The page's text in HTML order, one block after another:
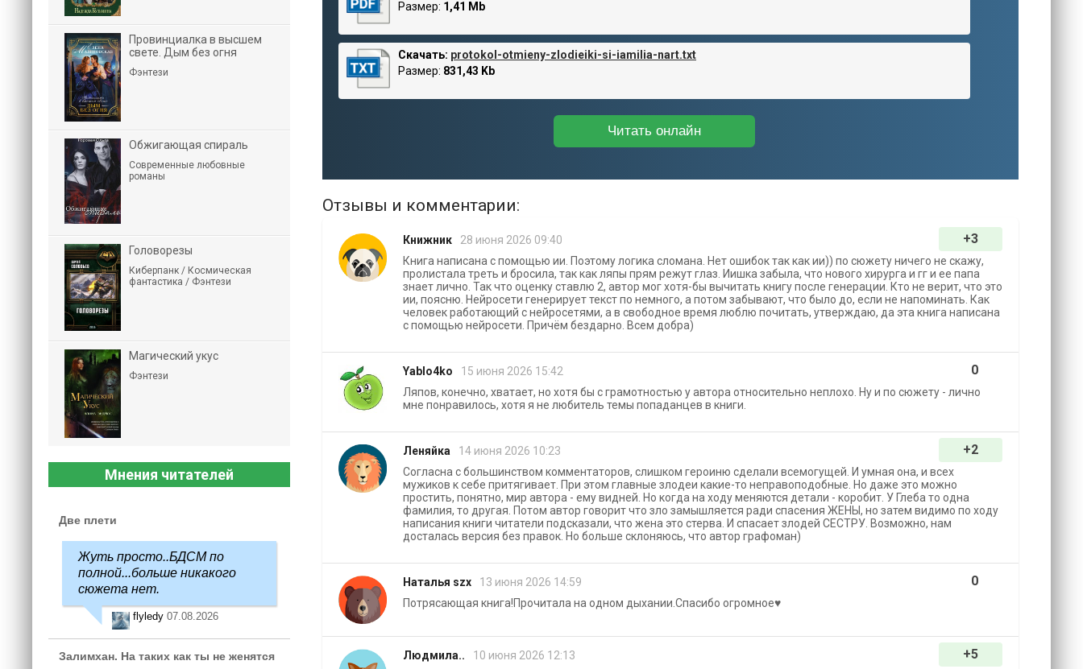
Размер: 1,41 Mb
Скачать: protokol-otmieny-zlodieiki-si-iamilia-nart.txt
Размер: 831,43 Kb
Читать онлайн
Отзывы и комментарии:
Книжник 28 июня 2026 09:40 +3
Книга написана с помощью ии. Поэтому логика сломана. Нет ошибок так как ии)) по сюжету ничего не скажу,
пролистала треть и бросила, так как ляпы прям режут глаз. Иишка забыла, что нового хирурга и гг и ее папа
знает лично. Так что оценку ставлю 2, автор мог хотя-бы вычитать книгу после генерации. Кто не верит, что это
ии, поясню. Нейросети генерирует текст по немного, а потом забывают, что было до, если не напоминать. Как
человек работающий с нейросетями, а в свободное время люблю почитать, утверждаю, да эта книга написана
с помощью нейросети. Причём бездарно. Всем добра)
Yablo4ko 15 июня 2026 15:42 0
Ляпов, конечно, хватает, но хотя бы с грамотностью у автора относительно неплохо. Ну и по сюжету - лично
мне понравилось, хотя я не любитель темы попаданцев в книги.
Леняйка 14 июня 2026 10:23 +2
Согласна с большинством комментаторов, слишком героиню сделали всемогущей. И умная она, и всех
мужиков к себе притягивает. При этом главные злодеи какие-то неправоподобные. Но даже это можно
простить, понятно, мир автора - ему видней. Но когда на ходу меняются детали - коробит. У Глеба то одна
фамилия, то другая. Потом автор говорит что зло замышляется ради спасения ЖЕНЫ, но затем видимо по ходу
написания книги читатели подсказали, что жена это стерва. И спасает злодей СЕСТРУ. Возможно, нам
досталась версия без правок. Но больше склоняюсь, что автор графоман)
Наталья szx 13 июня 2026 14:59 0
Потрясающая книга!Прочитала на одном дыхании.Спасибо огромное♥️
Людмила.. 10 июня 2026 12:13 +5
Провинциалка в высшем
свете. Дым без огня
Фэнтези
Обжигающая спираль
Современные любовные
романы
Головорезы
Киберпанк / Космическая
фантастика / Фэнтези
Магический укус
Фэнтези
Мнения читателей
Две плети
Жуть просто..БДСМ по
полной...больше никакого
сюжета нет.
flyledy 07.08.2026
Залимхан. На таких как ты не женятся